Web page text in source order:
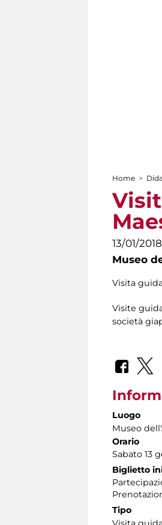
Tu sei
Home >
13/01/2018
Museo
Visita
Visite
società
Luogo
Museo
Orario
Sabato 13
Biglietto
Tipo